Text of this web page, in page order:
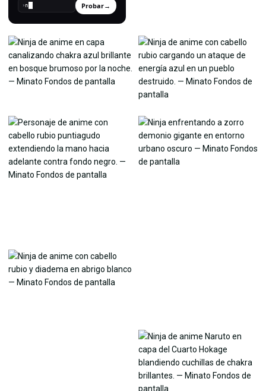
› Probar→